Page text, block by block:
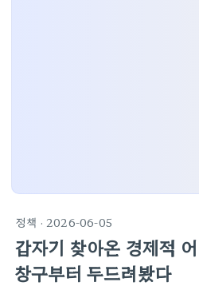
정책 · 2026-06-05
갑자기 찾아온 경제적
창구부터 두드려봤다